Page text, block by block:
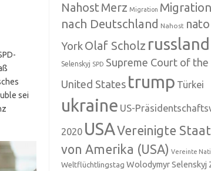
sei
NahostMerz Migration Migration
nach Deutschland Nahost nato
YorkOlaf Scholz russland
Selenskyj SPD Supreme Court of the
United States trump Türkei
ukraine US-
2020 USAVereinigte
von Amerika (USA) Vereinte
Weltflüchtlingstag Wolodymyr Selenskyj